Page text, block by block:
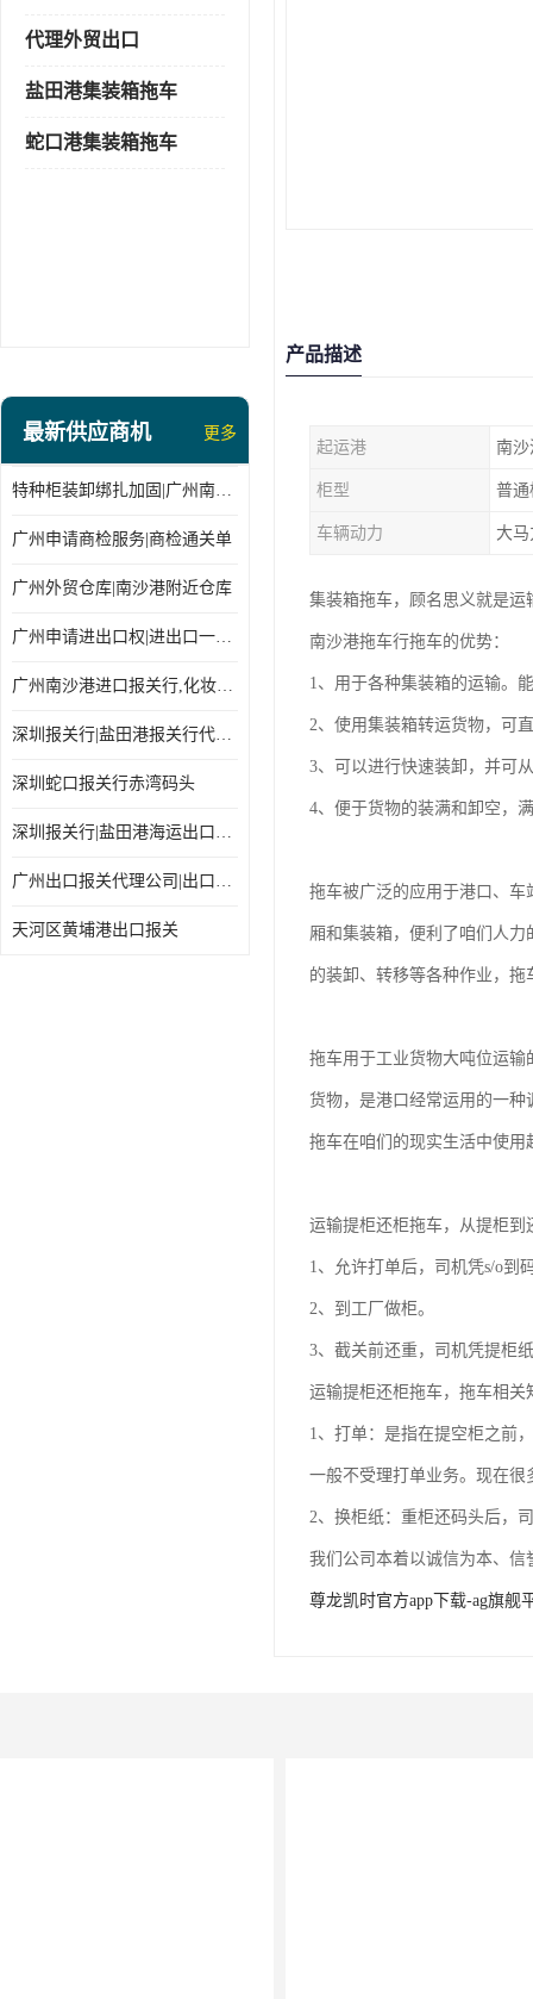
代理外贸出口
盐田港集装箱拖车
蛇口港集装箱拖车
最新供应商机 更多
特种柜装卸绑扎加固|广州南沙仓库装卸
广州申请商检服务|商检通关单
广州外贸仓库|南沙港附近仓库
广州申请进出口权|进出口一站式
广州南沙港进口报关行,化妆品进口报关,进口报关行
深圳报关行|盐田港报关行代理报关
深圳蛇口报关行赤湾码头
深圳报关行|盐田港海运出口货物报关行
广州出口报关代理公司|出口货物报关单
天河区黄埔港出口报关
产品描述
起运港 南沙
柜型 普通
车辆动力 大马
集装箱拖车，顾名思义就是
南沙港拖车行拖车的优势：
1、用于各种集装箱的运输。
2、使用集装箱转运货物，可
3、可以进行快速装卸，并可
4、便于货物的装满和卸空，
拖车被广泛的应用于港口、
厢和集装箱，便利了咱们人
的装卸、转移等各种作业，
拖车用于工业货物大吨位运
货物，是港口经常运用的一
拖车在咱们的现实生活中使
运输提柜还柜拖车，从提柜
1、允许打单后，司机凭s/o到
2、到工厂做柜。
3、截关前还重，司机凭提柜
运输提柜还柜拖车，拖车相关
1、打单：是指在提空柜之前
一般不受理打单业务。现在
2、换柜纸：重柜还码头后，
我们公司本着以诚信为本、
尊龙凯时官方app下载-ag旗舰